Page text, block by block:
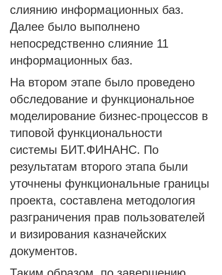
слиянию информационных баз.
Далее было выполнено
непосредственно слияние 11
информационных баз.
На втором этапе было проведено
обследование и функциональное
моделирование бизнес-процессов в
типовой функциональности
системы БИТ.ФИНАНС. По
результатам второго этапа были
уточнены функциональные границы
проекта, составлена методология
разграничения прав пользователей
и визирования казначейских
документов.